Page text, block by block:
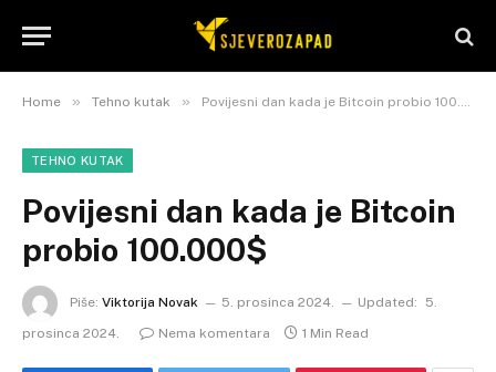
Home » Tehno kutak » Povijesni dan kada je Bitcoin probio 100.000$
TEHNO KUTAK
Povijesni dan kada je Bitcoin
probio 100.000$
Piše: Viktorija Novak 5. prosinca 2024. Updated:
5.
prosinca 2024.
Nema komentara 1 Min Read